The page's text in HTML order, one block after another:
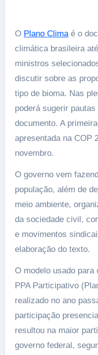
O Plano Climaé o
climática brasileira
ministros
discutir sobre as
tipo de bioma. Nas
poderá sugerir
documento. A
apresentada na COP
novembro.
O governo vem
população, além de
meio ambiente,
da sociedade civil,
e movimentos
elaboração do texto.
O modelo usado
PPA Participativo
realizado no ano
participação
resultou na maior
governo federal,